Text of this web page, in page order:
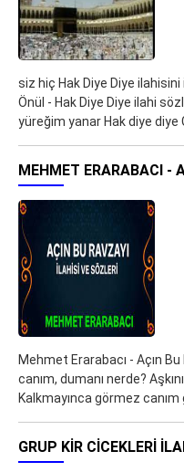
siz hiç Hak Diye Diye
Önül - Hak Diye Diye ilahi
yüreğim yanar Hak diye diye
MEHMET ERARABACI -
Mehmet Erarabacı - Açın
canım, dumanı nerde?
Kalkmayınca görmez
GRUP KIR CICEKLERI